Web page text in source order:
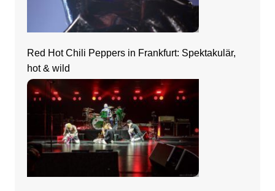
Red Hot Chili Peppers in Frankfurt: Spektakulär,
hot & wild